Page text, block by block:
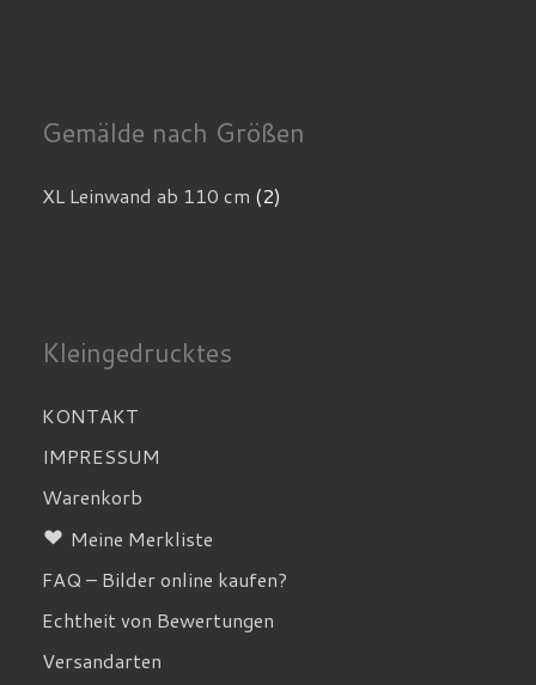
Gemälde nach Größen
XL Leinwand ab 110 cm (2)
Kleingedrucktes
KONTAKT
IMPRESSUM
Warenkorb
Meine Merkliste
FAQ – Bilder online kaufen?
Echtheit von Bewertungen
Versandarten